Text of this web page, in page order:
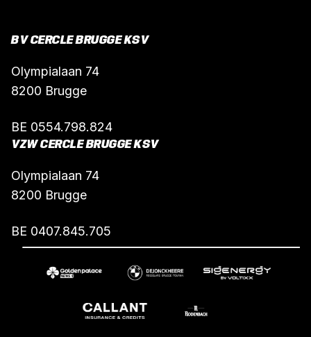
BV CERCLE BRUGGE KSV
Olympialaan 74
8200 Brugge
BE 0554.798.824
VZW CERCLE BRUGGE KSV
Olympialaan 74
8200 Brugge
BE 0407.845.705